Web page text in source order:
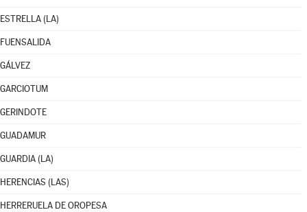
ESTRELLA (LA)
FUENSALIDA
GÁLVEZ
GARCIOTUM
GERINDOTE
GUADAMUR
GUARDIA (LA)
HERENCIAS (LAS)
HERRERUELA DE OROPESA